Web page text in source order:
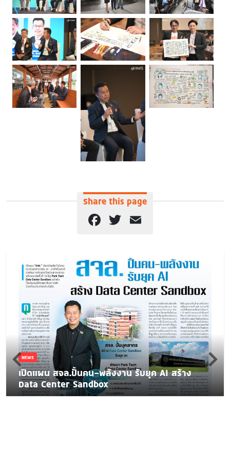
Share this page
Facebook
Twitter
NEWS
เปิดแผน สจล.ปั้นคน-พลังงาน รับยุค AI สร้าง
Data Center Sandbox